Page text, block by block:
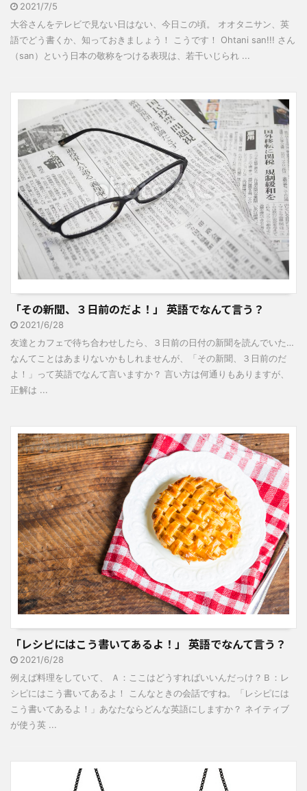
2021/7/5
大谷さんをテレビで見ない日はない、今日この頃。 オオタニサン、英
語でどう書くか、知っておきましょう！ こうです！ Ohtani san!!! さん
（san）という日本の敬称をつける表現は、若干いじられ ...
「その新聞、３日前のだよ！」 英語でなんて言う？
2021/6/28
友達とカフェで待ち合わせしたら、３日前の日付の新聞を読んでいた…
なんてことはあまりないかもしれませんが、「その新聞、３日前のだ
よ！」って英語でなんて言いますか？ 言い方は何通りもありますが、
正解は ...
「レシピにはこう書いてあるよ！」 英語でなんて言う？
2021/6/28
例えば料理をしていて、 Ａ：ここはどうすればいいんだっけ？Ｂ：レ
シピにはこう書いてあるよ！ こんなときの会話ですね。「レシピには
こう書いてあるよ！」あなたならどんな英語にしますか？ ネイティブ
が使う英 ...